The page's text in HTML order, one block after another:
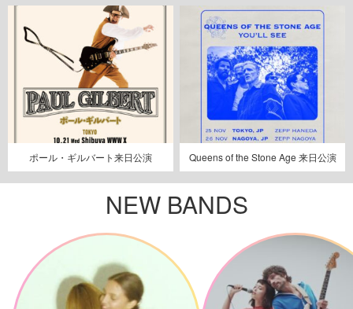
ポール・ギルバート来日公演 Queens of the Stone Age 来日公演
NEW BANDS